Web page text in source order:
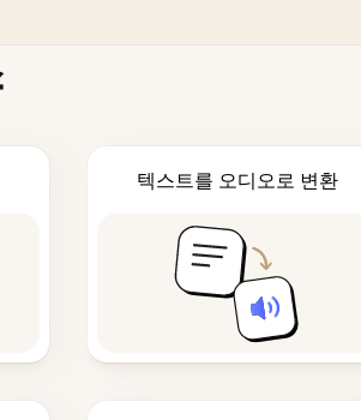
텍스트를 오디오로 변환